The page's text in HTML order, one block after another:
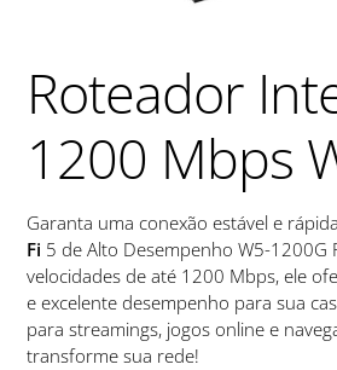
Roteador
1200 Mbps
Garanta uma conexão estável e
Fi 5 de Alto Desempenho W5-1200G
velocidades de até 1200 Mbps, ele
e excelente desempenho para sua
para streamings, jogos online e
transforme sua rede!